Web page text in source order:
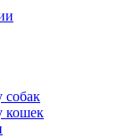
собак
кошек